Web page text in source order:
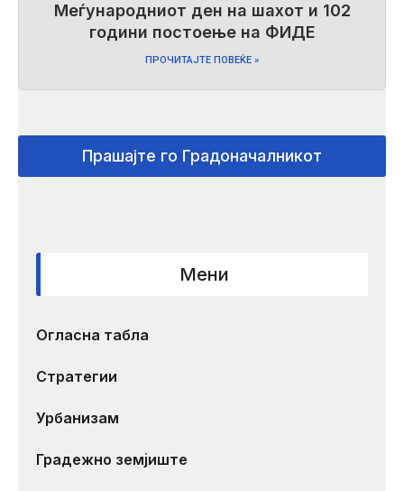
Меѓународниот ден на шахот и 102
години постоење на ФИДЕ
ПРОЧИТАЈТЕ ПОВЕЌЕ »
Прашајте го Градоначалникот
Мени
Огласна табла
Стратегии
Урбанизам
Градежно земјиште